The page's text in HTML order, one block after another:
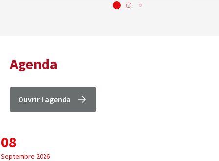
Agenda
Ouvrir l'agenda
08
Septembre 2026